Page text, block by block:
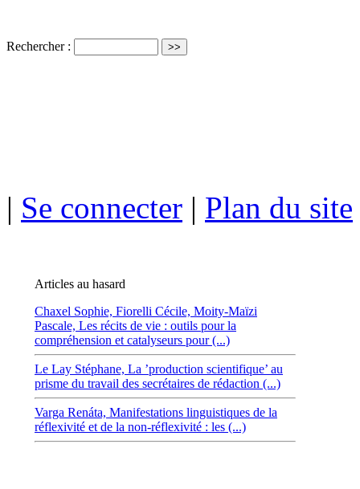
Rechercher :
| Se connecter | Plan du site
Articles au hasard
Chaxel Sophie, Fiorelli Cécile, Moity-Maïzi
Pascale, Les récits de vie : outils pour la
compréhension et catalyseurs pour (...)
Le Lay Stéphane, La ’production scientifique’ au
prisme du travail des secrétaires de rédaction (...)
Varga Renáta, Manifestations linguistiques de la
réflexivité et de la non-réflexivité : les (...)